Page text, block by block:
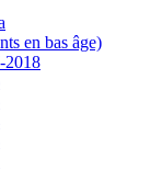
en bas âge)
2018